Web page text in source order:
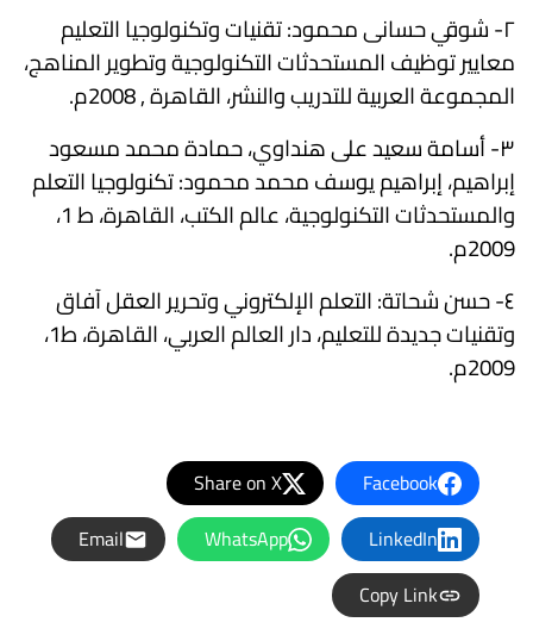
٢- شوقي حسانى محمود: تقنيات وتكنولوجيا التعليم
معايير توظيف المستحدثات التكنولوجية وتطوير المناهج،
المجموعة العربية للتدريب والنشر، القاهرة , 2008م.
٣- أسامة سعيد على هنداوي، حمادة محمد مسعود
إبراهيم، إبراهيم يوسف محمد محمود: تكنولوجيا التعلم
والمستحدثات التكنولوجية، عالم الكتب، القاهرة، ط 1،
2009م.
٤- حسن شحاتة: التعلم الإلكتروني وتحرير العقل آفاق
وتقنيات جديدة للتعليم، دار العالم العربي، القاهرة، ط1،
2009م.
Facebook
Share on X
LinkedIn
WhatsApp
Email
Copy Link